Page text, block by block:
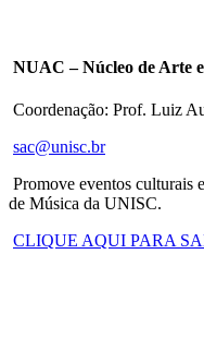
NUAC – Núcleo de Arte
Coordenação: Prof. Luiz
sac@unisc.br
Promove eventos culturais
de Música da UNISC.
CLIQUE AQUI PARA